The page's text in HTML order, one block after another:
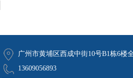
广州市黄埔区西成中街10号B1栋6楼
13609056893